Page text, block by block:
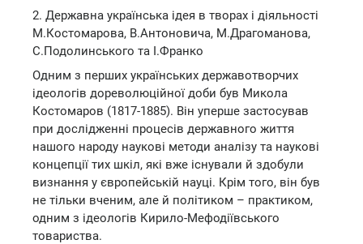
2. Державна українська ідея в творах і діяльності
М.Костомарова, В.Антоновича, М.Драгоманова,
С.Подолинського та І.Франко
Одним з перших українських державотворчих
ідеологів дореволюційної доби був Микола
Костомаров (1817-1885). Він уперше застосував
при дослідженні процесів державного життя
нашого народу наукові методи аналізу та наукові
концепції тих шкіл, які вже існували й здобули
визнання у європейській науці. Крім того, він був
не тільки вченим, але й політиком – практиком,
одним з ідеологів Кирило-Мефодіївського
товариства.